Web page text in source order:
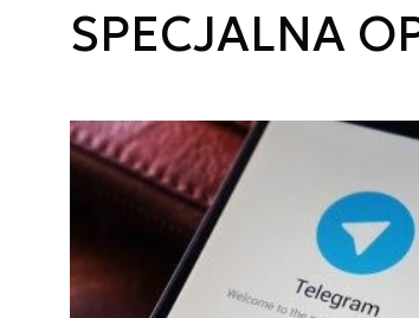
SPECJALNA